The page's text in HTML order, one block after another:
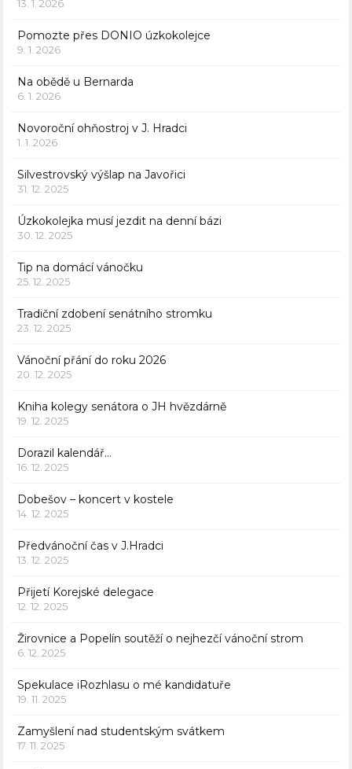
13. 1. 2026
Pomozte přes DONIO úzkokolejce
9. 1. 2026
Na obědě u Bernarda
6. 1. 2026
Novoroční ohňostroj v J. Hradci
1. 1. 2026
Silvestrovský výšlap na Javořici
31. 12. 2025
Úzkokolejka musí jezdit na denní bázi
30. 12. 2025
Tip na domácí vánočku
25. 12. 2025
Tradiční zdobení senátního stromku
23. 12. 2025
Vánoční přání do roku 2026
20. 12. 2025
Kniha kolegy senátora o JH hvězdárně
19. 12. 2025
Dorazil kalendář…
16. 12. 2025
Dobešov – koncert v kostele
14. 12. 2025
Předvánoční čas v J.Hradci
13. 12. 2025
Přijetí Korejské delegace
12. 12. 2025
Žirovnice a Popelín soutěží o nejhezčí vánoční strom
6. 12. 2025
Spekulace iRozhlasu o mé kandidatuře
19. 11. 2025
Zamyšlení nad studentským svátkem
17. 11. 2025